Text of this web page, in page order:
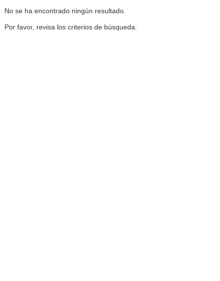
No se ha encontrado ningún resultado.
Por favor, revisa los criterios de búsqueda.